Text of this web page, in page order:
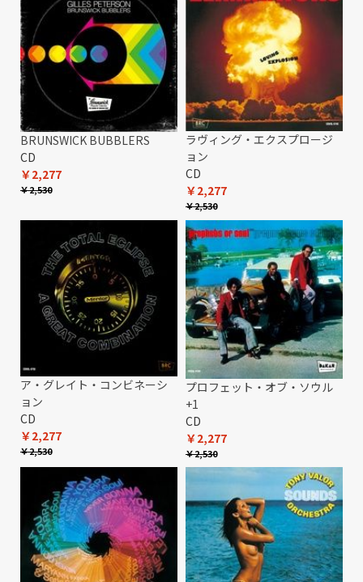
BRUNSWICK BUBBLERS
CD
￥2,277
￥2,530
ラヴィング・エクスプロージ
ョン
CD
￥2,277
￥2,530
ア・グレイト・コンビネーシ
ョン
CD
￥2,277
￥2,530
プロフェット・オブ・ソウル
+1
CD
￥2,277
￥2,530